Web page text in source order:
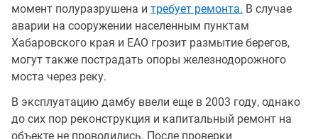
момент полуразрушена и требует ремонта. В случае
аварии на сооружении населенным пунктам
Хабаровского края и ЕАО грозит размытие берегов,
могут также пострадать опоры железнодорожного
моста через реку.
В эксплуатацию дамбу ввели еще в 2003 году, однако
до сих пор реконструкция и капитальный ремонт на
объекте не проводились. После проверки